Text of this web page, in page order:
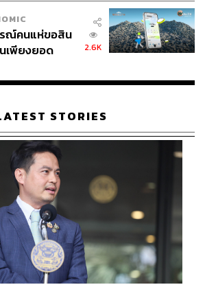
รณ์คนแห่ขอสิน
นเพียงยอด
2.6K
STORIES